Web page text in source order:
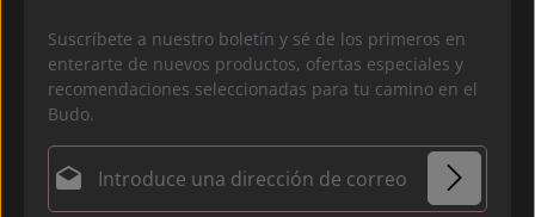
Suscríbete a nuestro boletín y sé de los primeros en
enterarte de nuevos productos, ofertas especiales y
recomendaciones seleccionadas para tu camino en el
Budo.
Dirección de correo electrónico*